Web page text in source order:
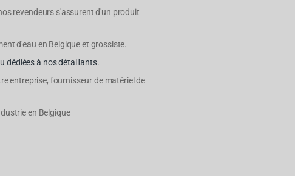
revendeurs s'assurent d'un produit
d'eau en Belgique et grossiste.
dédiées à nos détaillants.
entreprise, fournisseur de matériel de
en Belgique